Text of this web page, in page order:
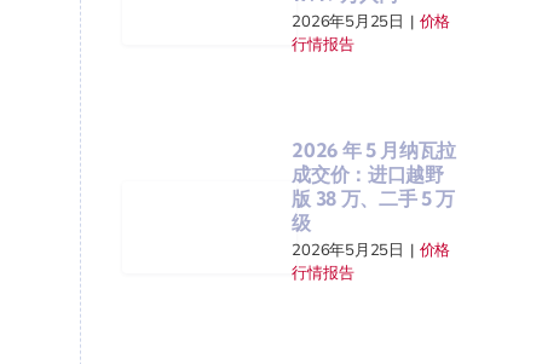
2026年5月25日 | 价格
行情报告
2026 年 5 月纳瓦拉
成交价：进口越野
版 38 万、二手 5 万
级
2026年5月25日 | 价格
行情报告